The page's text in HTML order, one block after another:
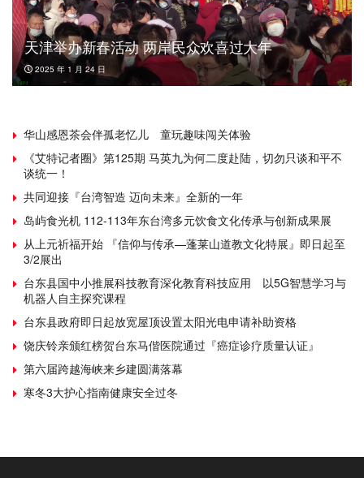
天津举办新春活动 两岸民众欢喜过大年
2025 年 1 月 24 日
华山感恩茶会伴孤老忆儿 童玩趣味闯关体验
《艾特记者圈》第125期 马英九为何二度赴陆，切勿只谈和平不
谈统一！
共同迎接『台湾智造 迈向未来』全新的一年
岛屿食光机 112-113年东台湾多元饮食文化传承与创新成果展
从上元祈福开始 『信仰与传承—蓬莱山道教文化特展』即日起至
3/2展出
台东县国中小推展科技教育深化教育科技应用 以5G智慧学习与
机器人自主探究课程
台东县政府即日起放宽屋顶设置太阳光电申请补助资格
饶庆铃亲颁红榜贺台东马偕医院通过『癌症诊疗质量认证』
第六届跨越海峡来乡建圆满落幕
寒冬3大护心指南健康安全过冬